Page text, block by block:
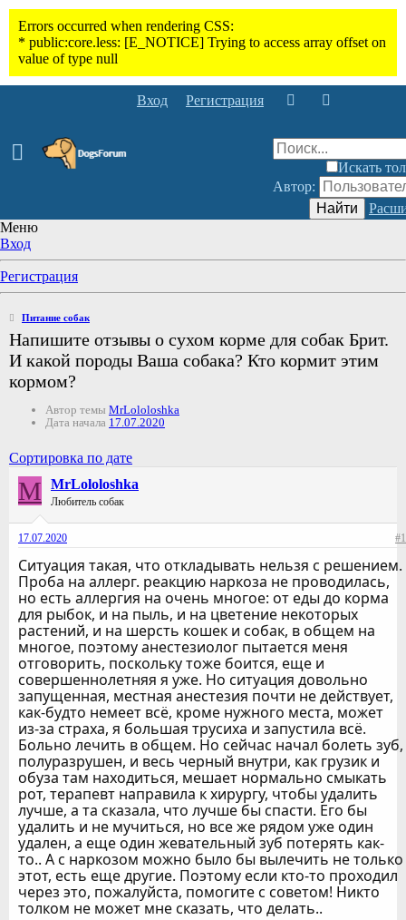
Вход Регистрация
Искать
Автор:
Найти
Меню
Вход
Регистрация
Питание собак
Напишите отзывы о сухом корме для собак Брит.
И какой породы Ваша собака? Кто кормит этим
кормом?
Автор темы MrLololoshka
Дата начала 17.07.2020
Сортировка по дате
M MrLololoshka
Любитель собак
17.07.2020 #1
Ситуация такая, что откладывать нельзя с решением.
Проба на аллерг. реакцию наркоза не проводилась,
но есть аллергия на очень многое: от еды до корма
для рыбок, и на пыль, и на цветение некоторых
растений, и на шерсть кошек и собак, в общем на
многое, поэтому анестезиолог пытается меня
отговорить, поскольку тоже боится, еще и
совершеннолетняя я уже. Но ситуация довольно
запущенная, местная анестезия почти не действует,
как-будто немеет всё, кроме нужного места, может
из-за страха, я большая трусиха и запустила всё.
Больно лечить в общем. Но сейчас начал болеть зуб,
полуразрушен, и весь черный внутри, как грузик и
обуза там находиться, мешает нормально смыкать
рот, терапевт направила к хирургу, чтобы удалить
лучше, а та сказала, что лучше бы спасти. Его бы
удалить и не мучиться, но все же рядом уже один
удален, а еще один жевательный зуб потерять как-
то.. А с наркозом можно было бы вылечить не только
этот, есть еще другие. Поэтому если кто-то проходил
через это, пожалуйста, помогите с советом! Никто
толком не может мне сказать, что делать..